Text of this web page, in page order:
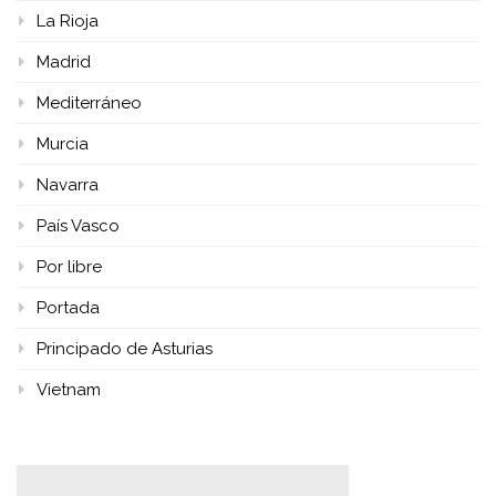
La Rioja
Madrid
Mediterráneo
Murcia
Navarra
País Vasco
Por libre
Portada
Principado de Asturias
Vietnam